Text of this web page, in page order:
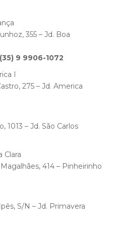
355 – Jd. Boa
9 9906-1072
I
275 – Jd. America
1013 – Jd. São Carlos
Clara
414 – Pinheirinho
S/N – Jd. Primavera